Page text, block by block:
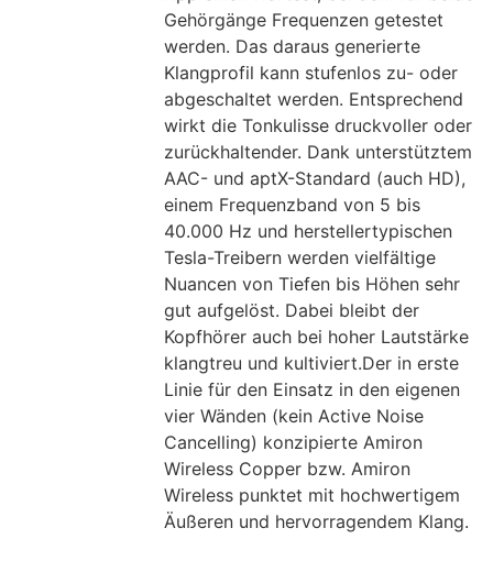
Gehörgänge Frequenzen getestet
werden. Das daraus generierte
Klangprofil kann stufenlos zu- oder
abgeschaltet werden. Entsprechend
wirkt die Tonkulisse druckvoller oder
zurückhaltender. Dank unterstütztem
AAC- und aptX-Standard (auch HD),
einem Frequenzband von 5 bis
40.000 Hz und herstellertypischen
Tesla-Treibern werden vielfältige
Nuancen von Tiefen bis Höhen sehr
gut aufgelöst. Dabei bleibt der
Kopfhörer auch bei hoher Lautstärke
klangtreu und kultiviert.Der in erste
Linie für den Einsatz in den eigenen
vier Wänden (kein Active Noise
Cancelling) konzipierte Amiron
Wireless Copper bzw. Amiron
Wireless punktet mit hochwertigem
Äußeren und hervorragendem Klang.